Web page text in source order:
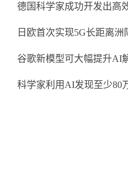
德国科学家成功开发出高
日欧首次实现5G长距离洲
谷歌新模型可大幅提升AI
科学家利用 AI发现至少80